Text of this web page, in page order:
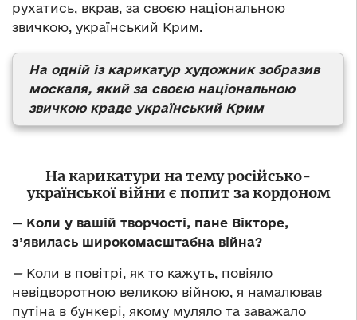
рухатись, вкрав, за своєю національною
звичкою, український Крим.
На одній із карикатур художник зобразив
москаля, який за своєю національною
звичкою краде український Крим
На карикатури на тему російсько-
української війни є попит за кордоном
— Коли у вашій творчості, пане Вікторе,
з’явилась широкомасштабна війна?
—Коли в повітрі, як то кажуть, повіяло
невідворотною великою війною, я намалював
путіна в бункері, якому муляло та заважало